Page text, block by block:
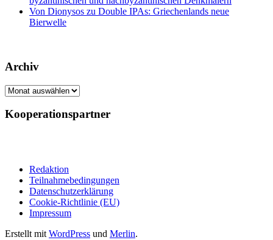
Von Dionysos zu Double IPAs: Griechenlands neue
Bierwelle
Archiv
Archiv
Kooperationspartner
Redaktion
Teilnahmebedingungen
Datenschutzerklärung
Cookie-Richtlinie (EU)
Impressum
Erstellt mit WordPress und Merlin.